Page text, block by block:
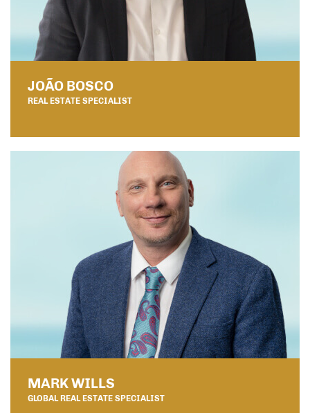
JOÃO BOSCO
REAL ESTATE SPECIALIST
MARK WILLS
GLOBAL REAL ESTATE SPECIALIST